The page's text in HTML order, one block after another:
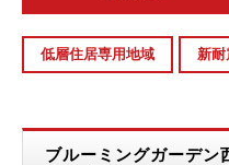
低層住居専用地域 新耐
ブルーミングガーデン